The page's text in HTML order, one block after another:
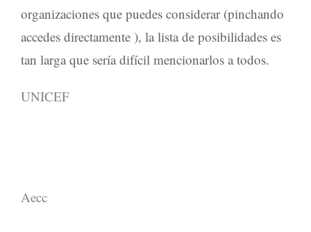
organizaciones que puedes considerar (pinchando
accedes directamente ), la lista de posibilidades es
tan larga que sería difícil mencionarlos a todos.
UNICEF
Aecc